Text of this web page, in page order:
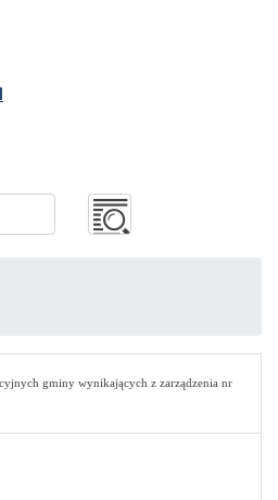
gminy wynikających z zarządzenia nr